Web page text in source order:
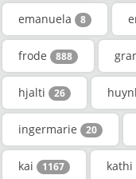
emanuela 8
frode 888
hjalti 26
ingermarie 20
kai 1167 kathi